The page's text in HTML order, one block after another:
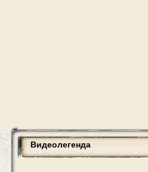
Видеолегенда